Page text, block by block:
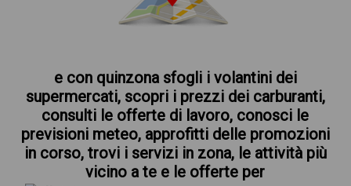
e con quinzona sfogli i volantini dei
supermercati, scopri i prezzi dei carburanti,
consulti le offerte di lavoro, conosci le
previsioni meteo, approfitti delle promozioni
in corso, trovi i servizi in zona, le attività più
vicino a te e le offerte per